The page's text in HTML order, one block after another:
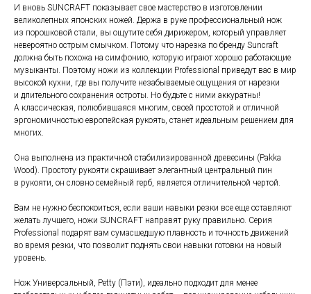
И вновь SUNCRAFT показывает свое мастерство в изготовлении
великолепных японских ножей. Держа в руке профессиональный нож
из порошковой стали, вы ощутите себя дирижером, который управляет
невероятно острым смычком. Потому что нарезка по бренду Suncraft
должна быть похожа на симфонию, которую играют хорошо работающие
музыканты. Поэтому ножи из коллекции Professional приведут вас в мир
высокой кухни, где вы получите незабываемые ощущения от нарезки
и длительного сохранения остроты. Но будьте с ними аккуратны!
А классическая, полюбившаяся многим, своей простотой и отличной
эргономичностью европейская рукоять, станет идеальным решением для
многих.
Она выполнена из практичной стабилизированной древесины (Pakka
Wood). Простоту рукояти скрашивает элегантный центральный пин
в рукояти, он словно семейный герб, является отличительной чертой.
Вам не нужно беспокоиться, если ваши навыки резки все еще оставляют
желать лучшего, ножи SUNCRAFT направят руку правильно. Серия
Professional подарят вам сумасшедшую плавность и точность движений
во время резки, что позволит поднять свои навыки готовки на новый
уровень.
Нож Универсальный, Petty (Пэти), идеально подходит для менее